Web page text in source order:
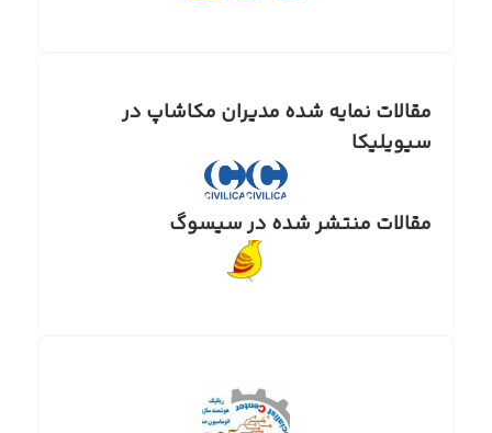
مقالات نمایه شده مدیران مکاشاپ در
سیویلیکا
مقالات منتشر شده در سیسوگ